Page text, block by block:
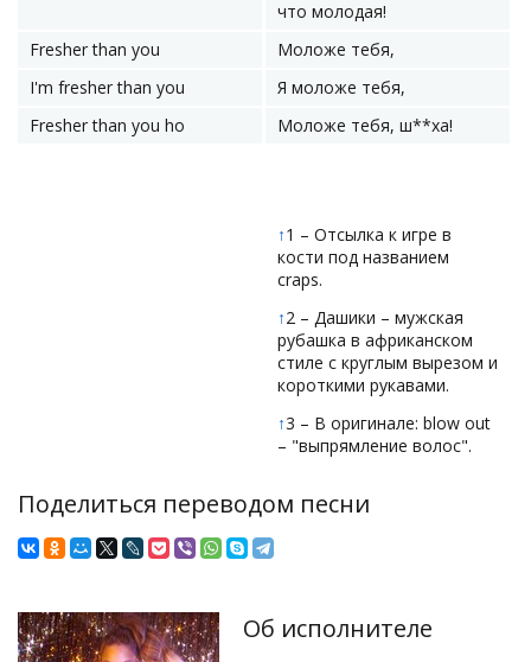
что молодая!
Fresher than you
Моложе тебя,
I'm fresher than you
Я моложе тебя,
Fresher than you ho
Моложе тебя, ш**ха!
↑1 – Отсылка к игре в
кости под названием
craps.
↑2 – Дашики – мужская
рубашка в африканском
стиле с круглым вырезом и
короткими рукавами.
↑3 – В оригинале: blow out
– "выпрямление волос".
Поделиться переводом песни
Об исполнителе